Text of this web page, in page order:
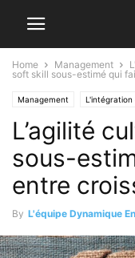
Home Management
soft skill sous-estimé qui
Management L'intégration
Le B.A. BA des RH
Valorisation d'entreprise
L’agilité
sous-
entre
By L'équipe Dynamique